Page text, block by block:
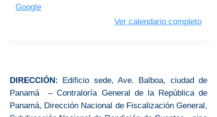
Google
Ver calendario completo
DIRECCIÓN:
Edificio sede, Ave. Balboa, ciudad de
Panamá – Contraloría General de la República de
Panamá, Dirección Nacional de Fiscalización General,